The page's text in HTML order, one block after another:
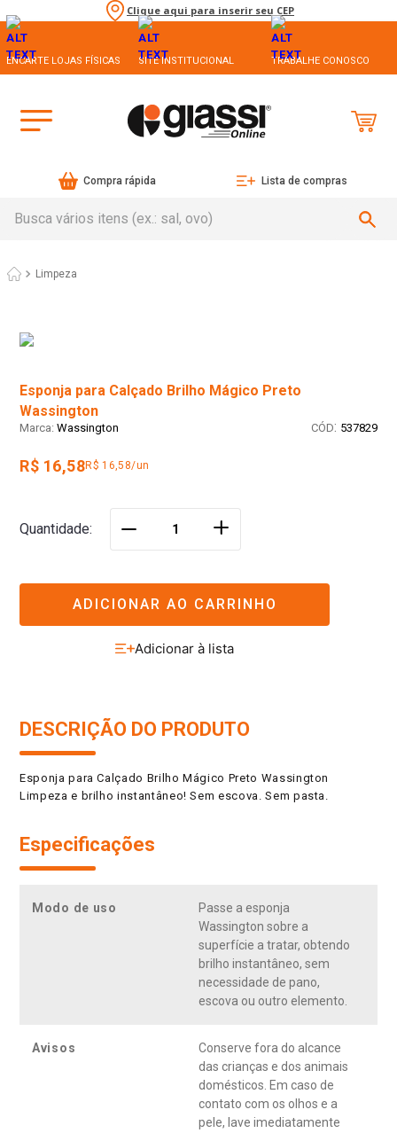
Clique aqui para inserir seu CEP
ENCARTE LOJAS FÍSICAS SITE INSTITUCIONAL TRABALHE CONOSCO
Compra rápida Lista de compras
Limpeza
Esponja para Calçado Brilho Mágico Preto
Wassington
Wassington : 537829
R$ 16,58R$ 16,58/un
Quantidade ＋
ADICIONAR AO CARRINHO
DESCRIÇÃO DO PRODUTO
Esponja para Calçado Brilho Mágico Preto Wassington
Limpeza e brilho instantâneo! Sem escova. Sem pasta.
Especificações
Modo de uso
Passe a esponja
Wassington sobre a
superfície a tratar, obtendo
brilho instantâneo, sem
necessidade de pano,
escova ou outro elemento.
Avisos
Conserve fora do alcance
das crianças e dos animais
domésticos. Em caso de
contato com os olhos e a
pele, lave imediatamente